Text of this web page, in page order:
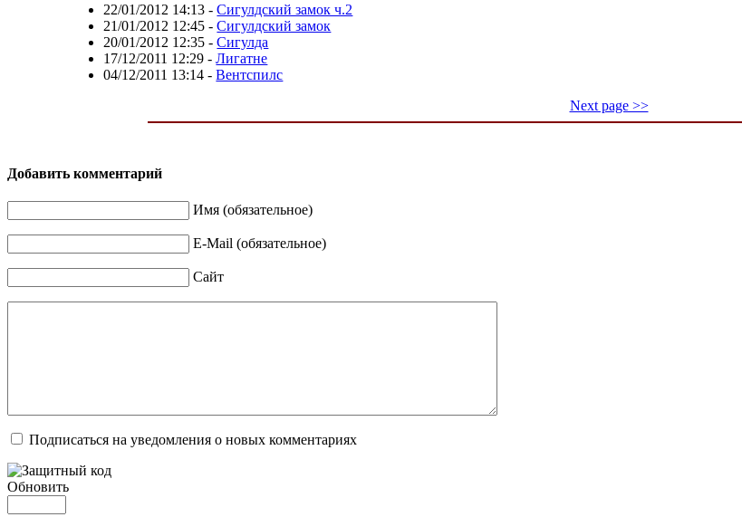
22/01/2012 14:13 -Сигулдский замок ч.2
21/01/2012 12:45 -Сигулдский замок
20/01/2012 12:35 -Сигулда
17/12/2011 12:29 -Лигатне
04/12/2011 13:14 -Вентспилс
Next page >>
Добавить комментарий
Имя (обязательное)
E-Mail (обязательное)
Сайт
Подписаться на уведомления о новых комментариях
Обновить